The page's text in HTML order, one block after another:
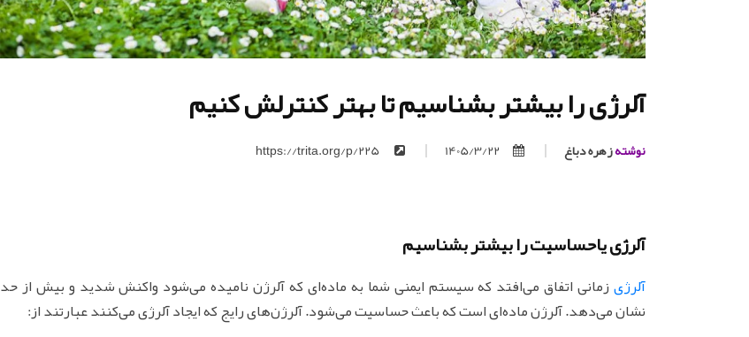
آلرژی را بیشتر بشناسیم تا بهتر کنترلش کنیم
نوشتهزهره دباغ 1405/3/22
آلرژی یاحساسیت را بیشتر بشناسیم
آلرژیزمانی اتفاق می‌افتد که سیستم ایمنی شما به ماده‌ای که آلرژن نامیده می‌شود واکنش شدید و بیش از حد
نشان می‌دهد. آلرژن ماده‌ای است که باعث حساسیت می‌شود. آلرژن‌های رایج که ایجاد آلرژی می‌کنند عبارتند از: